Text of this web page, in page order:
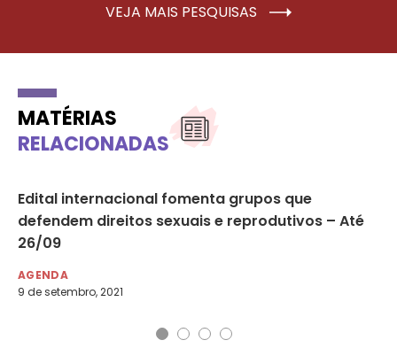
VEJA MAIS PESQUISAS
MATÉRIAS
RELACIONADAS
Edital internacional fomenta grupos que
defendem direitos sexuais e reprodutivos – Até
26/09
AGENDA
9 de setembro, 2021